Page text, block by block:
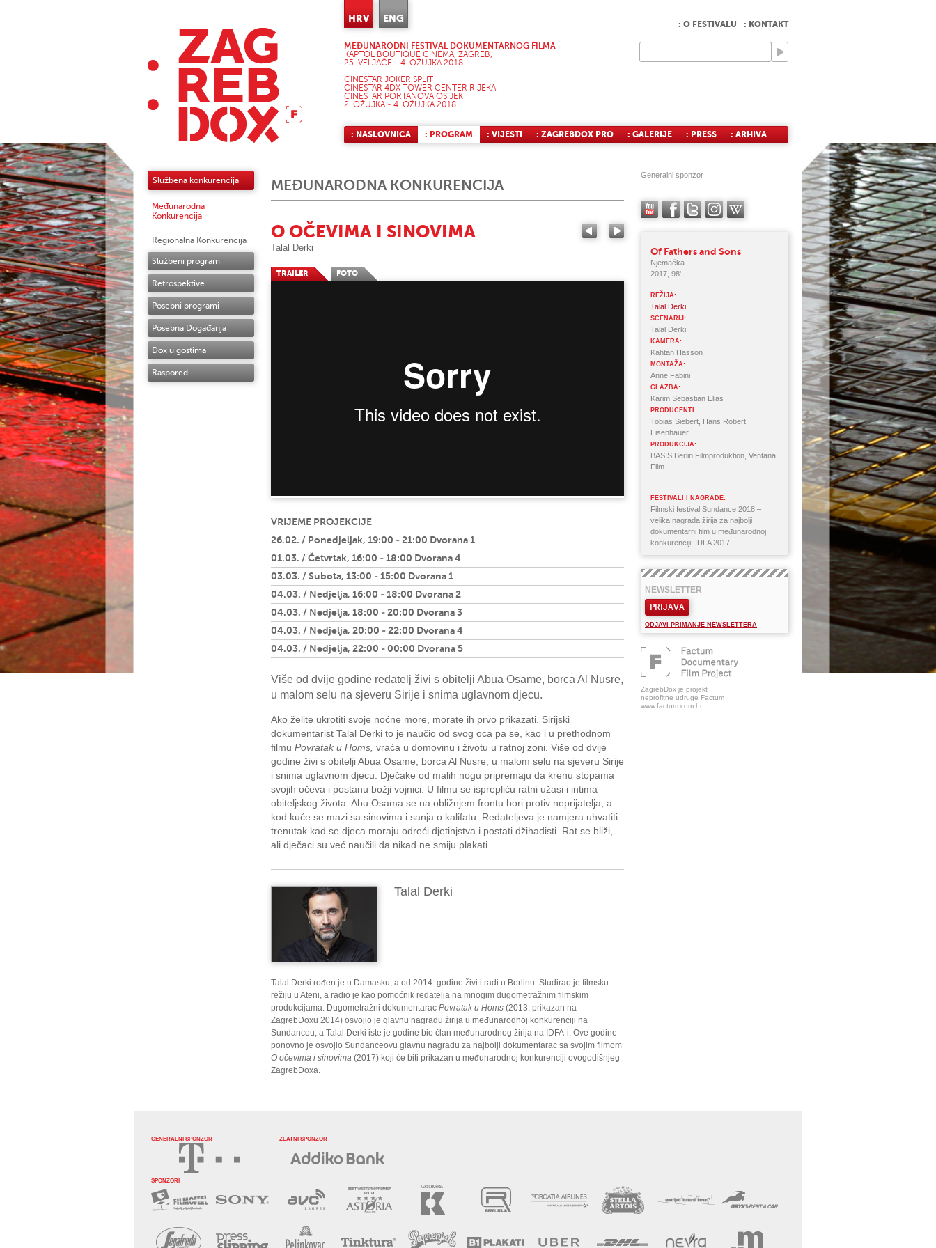
HRV ENG
: O FESTIVALU : KONTAKT
MEĐUNARODNI FESTIVAL DOKUMENTARNOG FILMA
KAPTOL BOUTIQUE CINEMA, ZAGREB,
25. VELJAČE - 4. OŽUJKA 2018.
CINESTAR JOKER SPLIT
CINESTAR 4DX TOWER CENTER RIJEKA
CINESTAR PORTANOVA OSIJEK
2. OŽUJKA - 4. OŽUJKA 2018.
: NASLOVNICA : PROGRAM : VIJESTI : ZAGREBDOX PRO : GALERIJE : PRESS : ARHIVA
Službena konkurencija
Međunarodna
Konkurencija
Regionalna Konkurencija
Službeni program
Retrospektive
Posebni programi
Posebna Događanja
Dox u gostima
Raspored
MEĐUNARODNA KONKURENCIJA
O OČEVIMA I SINOVIMA
Talal Derki
TRAILER FOTO
VRIJEME PROJEKCIJE
26.02. / Ponedjeljak, 19:00 - 21:00 Dvorana 1
01.03. / Četvrtak, 16:00 - 18:00 Dvorana 4
03.03. / Subota, 13:00 - 15:00 Dvorana 1
04.03. / Nedjelja, 16:00 - 18:00 Dvorana 2
04.03. / Nedjelja, 18:00 - 20:00 Dvorana 3
04.03. / Nedjelja, 20:00 - 22:00 Dvorana 4
04.03. / Nedjelja, 22:00 - 00:00 Dvorana 5
Više od dvije godine redatelj živi s obitelji Abua Osame, borca Al Nusre,
u malom selu na sjeveru Sirije i snima uglavnom djecu.
Ako želite ukrotiti svoje noćne more, morate ih prvo prikazati. Sirijski
dokumentarist Talal Derki to je naučio od svog oca pa se, kao i u prethodnom
filmu Povratak u Homs, vraća u domovinu i životu u ratnoj zoni. Više od dvije
godine živi s obitelji Abua Osame, borca Al Nusre, u malom selu na sjeveru Sirije
i snima uglavnom djecu. Dječake od malih nogu pripremaju da krenu stopama
svojih očeva i postanu božji vojnici. U filmu se isprepliću ratni užasi i intima
obiteljskog života. Abu Osama se na obližnjem frontu bori protiv neprijatelja, a
kod kuće se mazi sa sinovima i sanja o kalifatu. Redateljeva je namjera uhvatiti
trenutak kad se djeca moraju odreći djetinjstva i postati džihadisti. Rat se bliži,
ali dječaci su već naučili da nikad ne smiju plakati.
Talal Derki
Talal Derki rođen je u Damasku, a od 2014. godine živi i radi u Berlinu. Studirao je filmsku
režiju u Ateni, a radio je kao pomoćnik redatelja na mnogim dugometražnim filmskim
produkcijama. Dugometražni dokumentarac Povratak u Homs (2013; prikazan na
ZagrebDoxu 2014) osvojio je glavnu nagradu žirija u međunarodnoj konkurenciji na
Sundanceu, a Talal Derki iste je godine bio član međunarodnog žirija na IDFA-i. Ove godine
ponovno je osvojio Sundanceovu glavnu nagradu za najbolji dokumentarac sa svojim filmom
O očevima i sinovima (2017) koji će biti prikazan u međunarodnoj konkurenciji ovogodišnjeg
ZagrebDoxa.
Generalni sponzor
Of Fathers and Sons
Njemačka
2017, 98'
REŽIJA:
Talal Derki
SCENARIJ:
Talal Derki
KAMERA:
Kahtan Hasson
MONTAŽA:
Anne Fabini
GLAZBA:
Karim Sebastian Elias
PRODUCENTI:
Tobias Siebert, Hans Robert
Eisenhauer
PRODUKCIJA:
BASIS Berlin Filmproduktion, Ventana
Film
FESTIVALI I NAGRADE:
Filmski festival Sundance 2018 –
velika nagrada žirija za najbolji
dokumentarni film u međunarodnoj
konkurenciji; IDFA 2017.
NEWSLETTER
PRIJAVA
ODJAVI PRIMANJE NEWSLETTERA
ZagrebDox je projekt
neprofitne udruge Factum
www.factum.com.hr
GENERALNI SPONZOR ZLATNI SPONZOR
SPONZORI